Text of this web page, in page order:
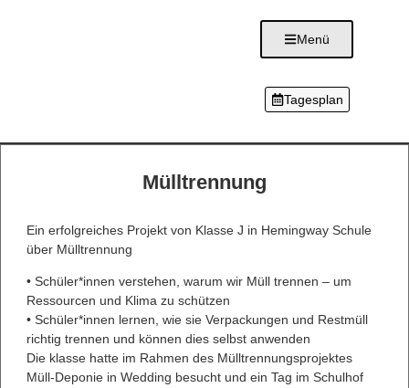
Menü
Tagesplan
Mülltrennung
Ein erfolgreiches Projekt von Klasse J in Hemingway Schule
über Mülltrennung
• Schüler*innen verstehen, warum wir Müll trennen – um
Ressourcen und Klima zu schützen
• Schüler*innen lernen, wie sie Verpackungen und Restmüll
richtig trennen und können dies selbst anwenden
Die klasse hatte im Rahmen des Mülltrennungsprojektes
Müll-Deponie in Wedding besucht und ein Tag im Schulhof